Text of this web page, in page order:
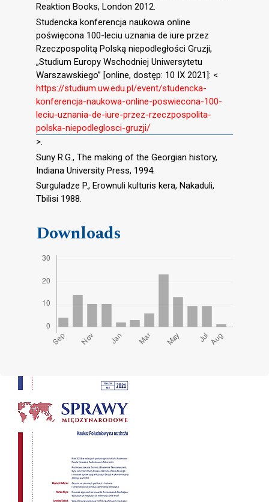
Reaktion Books, London 2012.
Studencka konferencja naukowa online
poświęcona 100-leciu uznania de iure przez
Rzeczpospolitą Polską niepodległości Gruzji,
„Studium Europy Wschodniej Uniwersytetu
Warszawskiego” [online, dostęp: 10 IX 2021]: <
https://studium.uw.edu.pl/event/studencka-
konferencja-naukowa-online-poswiecona-100-
leciu-uznania-de-iure-przez-rzeczpospolita-
polska-niepodleglosci-gruzji/
>.
Suny R.G., The making of the Georgian history,
Indiana University Press, 1994.
Surguladze P., Erownuli kulturis kera, Nakaduli,
Tbilisi 1988.
Downloads
Cover image